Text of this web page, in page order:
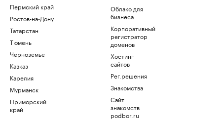
Пермский край
Ростов-на-Дону
Татарстан
Тюмень
Черноземье
Кавказ
Карелия
Мурманск
Приморский
край
Облако для
бизнеса
Корпоративный
регистратор
доменов
Хостинг
сайтов
Рег.решения
Знакомства
Сайт
знакомств
podbor.ru